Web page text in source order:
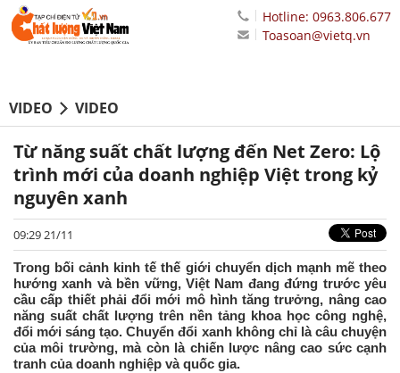
Hotline: 0963.806.677
Toasoan@vietq.vn
VIDEO VIDEO
Từ năng suất chất lượng đến Net Zero: Lộ
trình mới của doanh nghiệp Việt trong kỷ
nguyên xanh
09:29 21/11
Trong bối cảnh kinh tế thế giới chuyển dịch mạnh mẽ theo
hướng xanh và bền vững, Việt Nam đang đứng trước yêu
cầu cấp thiết phải đổi mới mô hình tăng trưởng, nâng cao
năng suất chất lượng trên nền tảng khoa học công nghệ,
đổi mới sáng tạo. Chuyển đổi xanh không chỉ là câu chuyện
của môi trường, mà còn là chiến lược nâng cao sức cạnh
tranh của doanh nghiệp và quốc gia.